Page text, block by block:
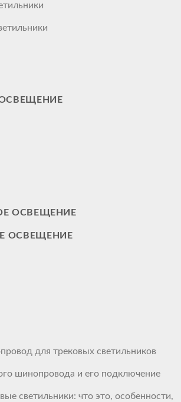
ОСВЕЩЕНИЕ
ОСВЕЩЕНИЕ
для трековых светильников
шинопровода и его подключение
светильники: что это, особенности,